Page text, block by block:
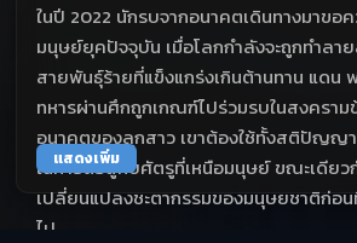
ในปี 2022 นักรบจากอนาคตเดินทางมาขอ
มนุษย์ยุคปัจจุบัน เมื่อโลกกำลังจะถูกทำลา
สายพันธุ์ร้ายที่แข็งแกร่งเกินต้านทาน แดน
ทหารผ่านศึกถูกเกณฑ์ไปร่วมรบในสงคราม
อนาคตของลูกสาว เขาต้องใช้ทั้งสติปัญญ
ในการต่อสู้กับศัตรูที่เหนือมนุษย์ ขณะเดียว
เปลี่ยนแปลงชะตากรรมของมนุษยชาติก่อน
ไป
แสดงเพิ่ม